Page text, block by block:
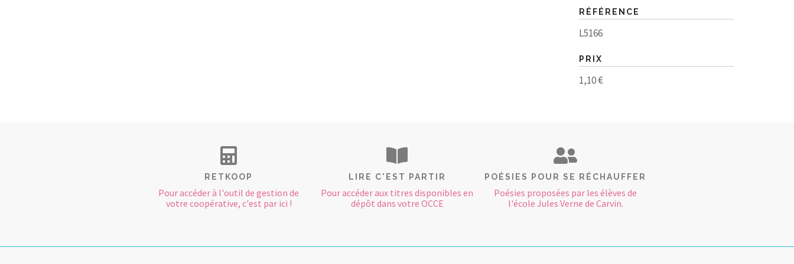
RÉFÉRENCE
L5166
PRIX
1,10 €
RETKOOP
Pour accéder à l'outil de gestion de
votre coopérative, c'est par ici !
LIRE C'EST PARTIR
Pour accéder aux titres disponibles en
dépôt dans votre OCCE
POÉSIES POUR SE RÉCHAUFFER
Poésies proposées par les élèves de
l'école Jules Verne de Carvin.